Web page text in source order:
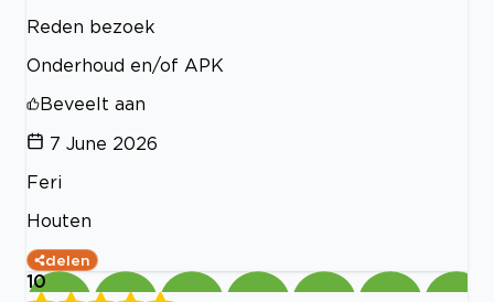
Reden bezoek
Onderhoud en/of APK
Beveelt aan
7 June 2026
Feri
Houten
delen
10